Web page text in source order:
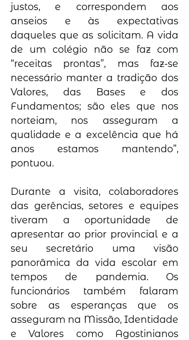
justos, e correspondem aos
anseios e às expectativas
daqueles que as solicitam. A vida
de um colégio não se faz com
“receitas prontas”, mas faz-se
necessário manter a tradição dos
Valores, das Bases e dos
Fundamentos; são eles que nos
norteiam, nos asseguram a
qualidade e a excelência que há
anos estamos mantendo”,
pontuou.
Durante a visita, colaboradores
das gerências, setores e equipes
tiveram a oportunidade de
apresentar ao prior provincial e a
seu secretário uma visão
panorâmica da vida escolar em
tempos de pandemia. Os
funcionários também falaram
sobre as esperanças que os
asseguram na Missão, Identidade
e Valores como Agostinianos